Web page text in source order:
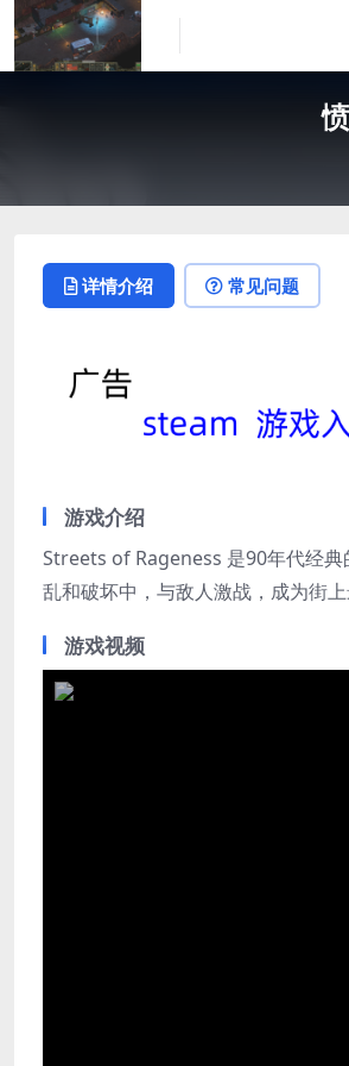
详情介绍 常见问题
游戏介绍
Streets of Rageness 是90年代经典
乱和破坏中，与敌人激战，成为街上
游戏视频